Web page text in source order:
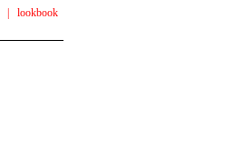
lookbook